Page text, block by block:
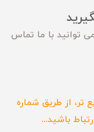
توانید با ما تماس
تر، از طریق شماره
باشید...